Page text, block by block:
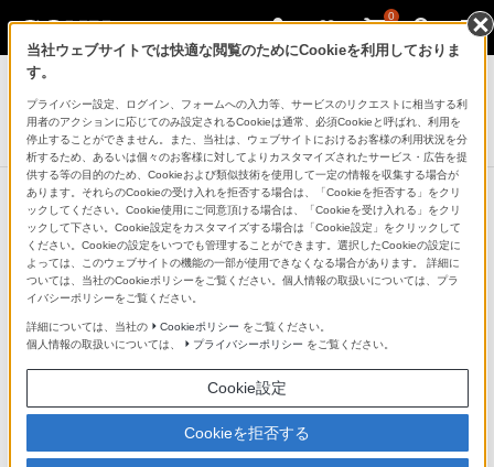
0
ゲーミングギア INZONE™（インゾーン）
ワイヤレスゲーミングヘッドセット
INZONE H7
ストレスフリーな低遅延2.4GHzワイ
ヤレス接続
低遅延2.4GHzワイヤレス接続
同梱のUSBトランシーバーを使用した2.4GHzワイヤレス
接続に対応。低遅延アルゴリズムにより、ゲームサウン
ドの遅延を感じることなく、快適にプレイをお楽しみい
当社ウェブサイトでは快適な閲覧のためにCookieを利用しておりま
す。
プライバシー設定、ログイン、フォームへの入力等、サービスのリクエストに相当する利
用者のアクションに応じてのみ設定されるCookieは通常、必須Cookieと呼ばれ、利用を
停止することができません。また、当社は、ウェブサイトにおけるお客様の利用状況を分
析するため、あるいは個々のお客様に対してよりカスタマイズされたサービス・広告を提
供する等の目的のため、Cookieおよび類似技術を使用して一定の情報を収集する場合が
あります。それらのCookieの受け入れを拒否する場合は、「Cookieを拒否する」をクリ
ックしてください。Cookie使用にご同意頂ける場合は、「Cookieを受け入れる」をクリ
ックして下さい。Cookie設定をカスタマイズする場合は「Cookie設定」をクリックして
ください。Cookieの設定をいつでも管理することができます。選択したCookieの設定に
よっては、このウェブサイトの機能の一部が使用できなくなる場合があります。 詳細に
ついては、当社のCookieポリシーをご覧ください。個人情報の取扱いについては、プラ
イバシーポリシーをご覧ください。
詳細については、当社の Cookieポリシー をご覧ください。
個人情報の取扱いについては、
プライバシーポリシー をご覧ください。
Cookie設定
Cookieを拒否する